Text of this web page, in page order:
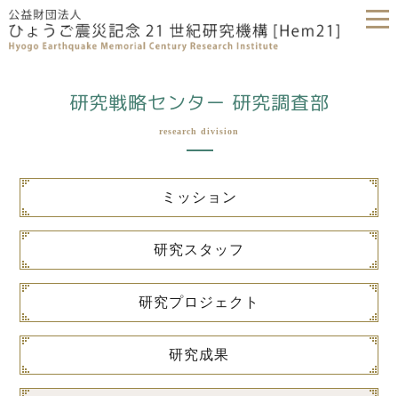
研究戦略センター 研究調査部
research division
ミッション
研究スタッフ
研究プロジェクト
研究成果